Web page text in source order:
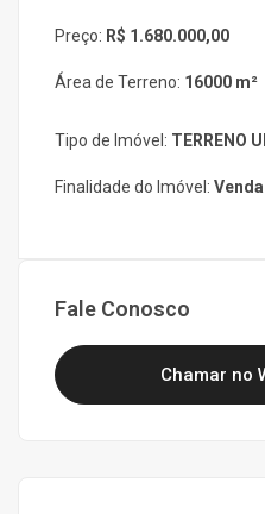
Preço: R$ 1.680.000,00
Área de Terreno: 16000 m²
Tipo de Imóvel: TERRENO
Finalidade do Imóvel: Venda
Fale Conosco
Chamar no